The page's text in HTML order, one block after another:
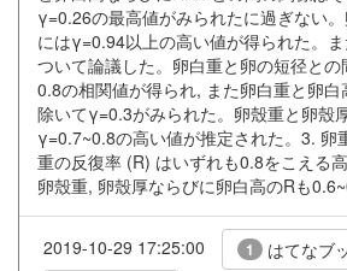
γ=0.26の最高値がみられたに過ぎない
にはγ=0.94以上の高い値が得られた。
ついて論議した。卵白重と卵の短径との
0.8の相関値が得られ, また卵白重と卵白
除いてγ=0.3がみられた。卵殼重と卵殼
γ=0.7~0.8の高い値が推定された。3. 卵
重の反復率 (R) はいずれも0.8をこえる
卵殼重, 卵殼厚ならびに卵白高のRも
2019-10-29 17:25:00 1 はてなブ